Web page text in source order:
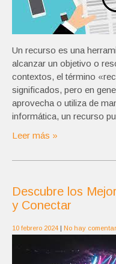
Un recurso es una
alcanzar un objetivo o
contextos, el término
significados, pero en
aprovecha o utiliza de
informática, un recurso
Leer más »
Descubre los
y Conectar
10 febrero 2024 | No hay